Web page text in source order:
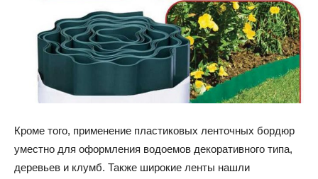
Кроме того, применение пластиковых ленточных бордюр
уместно для оформления водоемов декоративного типа,
деревьев и клумб. Также широкие ленты нашли